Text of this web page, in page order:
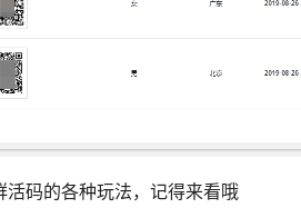
码的各种玩法，记得来看哦